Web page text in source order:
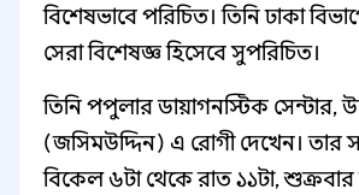
বিশেষভাবে পরিচিত। তিনি ঢাকা
সেরা বিশেষজ্ঞ হিসেবে সুপরিচিত।
তিনি পপুলার ডায়াগনস্টিক সেন্টার,
(জসিমউদ্দিন) এ রোগী দেখেন। তার
বিকেল ৬টা থেকে রাত ১১টা, শুক্রবার